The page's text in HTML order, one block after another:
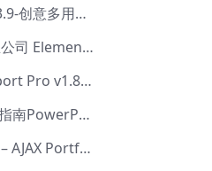
lmpeka v1.3.9-创意多用途 WordPress 主题【Be-0064】
Agria – 农业公司 Elementor Pro 模板套件【Aa-0003】
Fluent Support Pro v1.8.1 – WordPress 支持票务系统【Cc-0041】
Relote-品牌指南PowerPoint模板【Dc-0076】
Rhye v3.5.3 – AJAX Portfolio WordPress 主题【Bi-0049】